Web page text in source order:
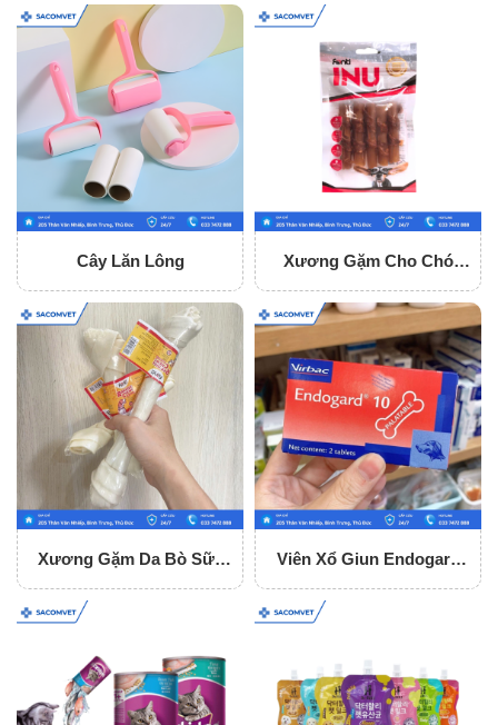
Cây Lăn Lông
Xương Gặm Cho Chó
Xương Gặm Da Bò Sữa
Viên Xổ Giun Endogard